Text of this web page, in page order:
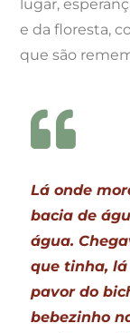
lugar,
e da floresta,
que são
Lá onde
bacia de
água.
que tinha,
pavor do
bebezinho